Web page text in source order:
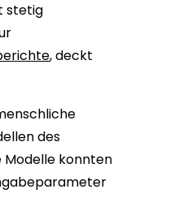
stetig
, deckt
des
Modelle konnten